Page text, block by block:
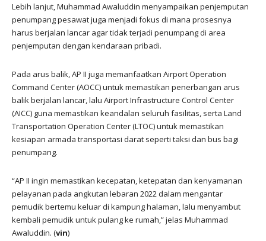
Lebih lanjut, Muhammad Awaluddin menyampaikan penjemputan
penumpang pesawat juga menjadi fokus di mana prosesnya
harus berjalan lancar agar tidak terjadi penumpang di area
penjemputan dengan kendaraan pribadi.
Pada arus balik, AP II juga memanfaatkan Airport Operation
Command Center (AOCC) untuk memastikan penerbangan arus
balik berjalan lancar, lalu Airport Infrastructure Control Center
(AICC) guna memastikan keandalan seluruh fasilitas, serta Land
Transportation Operation Center (LTOC) untuk memastikan
kesiapan armada transportasi darat seperti taksi dan bus bagi
penumpang.
“AP II ingin memastikan kecepatan, ketepatan dan kenyamanan
pelayanan pada angkutan lebaran 2022 dalam mengantar
pemudik bertemu keluar di kampung halaman, lalu menyambut
kembali pemudik untuk pulang ke rumah,” jelas Muhammad
Awaluddin. (vin)